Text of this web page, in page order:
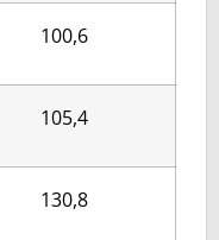
100,6
105,4
130,8